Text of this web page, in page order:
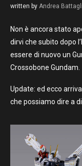
written by Andrea
Non è ancora stato
dirvi che subito dopo
essere di nuovo un
Crossobone Gundam.
Update: ed ecco
che possiamo dire a